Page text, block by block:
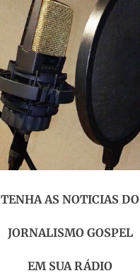
TENHA AS NOTICIAS DO
JORNALISMO GOSPEL
EM SUA RÁDIO